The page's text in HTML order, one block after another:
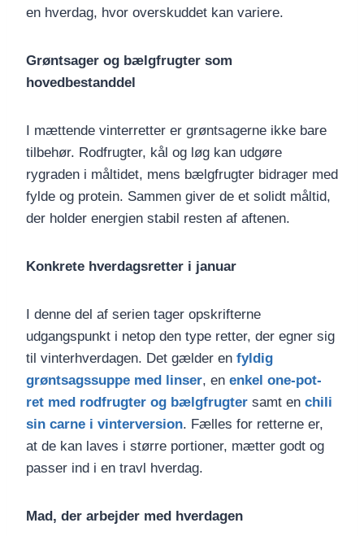
en hverdag, hvor overskuddet kan variere.
Grøntsager og bælgfrugter som
hovedbestanddel
I mættende vinterretter er grøntsagerne ikke bare
tilbehør. Rodfrugter, kål og løg kan udgøre
rygraden i måltidet, mens bælgfrugter bidrager med
fylde og protein. Sammen giver de et solidt måltid,
der holder energien stabil resten af aftenen.
Konkrete hverdagsretter i januar
I denne del af serien tager opskrifterne
udgangspunkt i netop den type retter, der egner sig
til vinterhverdagen. Det gælder en fyldig
grøntsagssuppe med linser, en enkel one-pot-
ret med rodfrugter og bælgfrugter samt en chili
sin carne i vinterversion. Fælles for retterne er,
at de kan laves i større portioner, mætter godt og
passer ind i en travl hverdag.
Mad, der arbejder med hverdagen